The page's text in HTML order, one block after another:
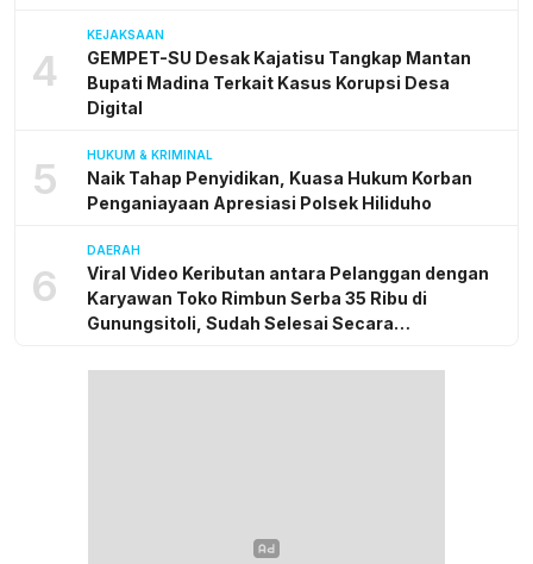
4
KEJAKSAAN
GEMPET-SU Desak Kajatisu Tangkap Mantan
Bupati Madina Terkait Kasus Korupsi Desa
Digital
5 HUKUM & KRIMINAL
Naik Tahap Penyidikan, Kuasa Hukum Korban
Penganiayaan Apresiasi Polsek Hiliduho
6
DAERAH
Viral Video Keributan antara Pelanggan dengan
Karyawan Toko Rimbun Serba 35 Ribu di
Gunungsitoli, Sudah Selesai Secara